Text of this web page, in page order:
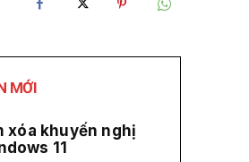
MỚI
xóa khuyến nghị
11